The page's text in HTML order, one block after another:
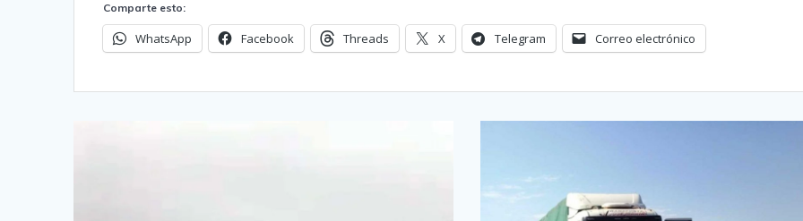
Comparte esto:
WhatsApp Facebook Threads X Telegram Correo electrónico